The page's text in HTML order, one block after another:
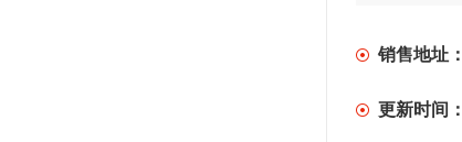
销售地址
更新时间